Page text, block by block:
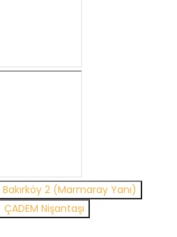
Bakırköy 2 (Marmaray Yanı)
ÇADEM Nişantaşı